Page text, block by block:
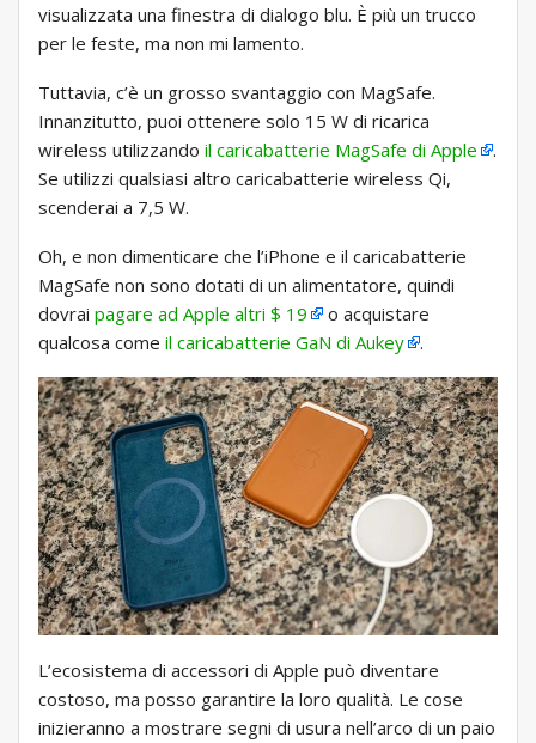
visualizzata una finestra di dialogo blu. È più un trucco
per le feste, ma non mi lamento.
Tuttavia, c’è un grosso svantaggio con MagSafe.
Innanzitutto, puoi ottenere solo 15 W di ricarica
wireless utilizzando il caricabatterie MagSafe di Apple
.
Se utilizzi qualsiasi altro caricabatterie wireless Qi,
scenderai a 7,5 W.
Oh, e non dimenticare che l’iPhone e il caricabatterie
MagSafe non sono dotati di un alimentatore, quindi
dovrai pagare ad Apple altri $ 19
o acquistare
qualcosa come il caricabatterie GaN di Aukey .
L’ecosistema di accessori di Apple può diventare
costoso, ma posso garantire la loro qualità. Le cose
inizieranno a mostrare segni di usura nell’arco di un paio